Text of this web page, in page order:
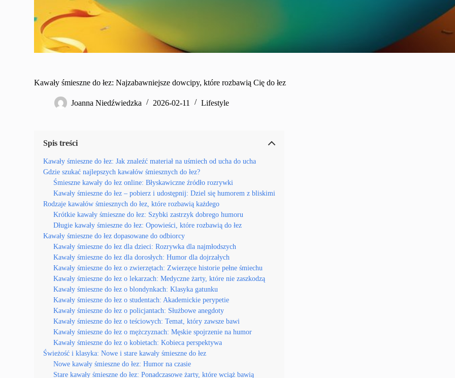
Kawały śmieszne do łez: Najzabawniejsze dowcipy, które rozbawią Cię do łez
Joanna Niedźwiedzka 2026-02-11 Lifestyle
Spis treści
Kawały śmieszne do łez: Jak znaleźć materiał na uśmiech od ucha do ucha
Gdzie szukać najlepszych kawałów śmiesznych do łez?
Śmieszne kawały do łez online: Błyskawiczne źródło rozrywki
Kawały śmieszne do łez – pobierz i udostępnij: Dziel się humorem z bliskimi
Rodzaje kawałów śmiesznych do łez, które rozbawią każdego
Krótkie kawały śmieszne do łez: Szybki zastrzyk dobrego humoru
Długie kawały śmieszne do łez: Opowieści, które rozbawią do łez
Kawały śmieszne do łez dopasowane do odbiorcy
Kawały śmieszne do łez dla dzieci: Rozrywka dla najmłodszych
Kawały śmieszne do łez dla dorosłych: Humor dla dojrzałych
Kawały śmieszne do łez o zwierzętach: Zwierzęce historie pełne śmiechu
Kawały śmieszne do łez o lekarzach: Medyczne żarty, które nie zaszkodzą
Kawały śmieszne do łez o blondynkach: Klasyka gatunku
Kawały śmieszne do łez o studentach: Akademickie perypetie
Kawały śmieszne do łez o policjantach: Służbowe anegdoty
Kawały śmieszne do łez o teściowych: Temat, który zawsze bawi
Kawały śmieszne do łez o mężczyznach: Męskie spojrzenie na humor
Kawały śmieszne do łez o kobietach: Kobieca perspektywa
Świeżość i klasyka: Nowe i stare kawały śmieszne do łez
Nowe kawały śmieszne do łez: Humor na czasie
Stare kawały śmieszne do łez: Ponadczasowe żarty, które wciąż bawią